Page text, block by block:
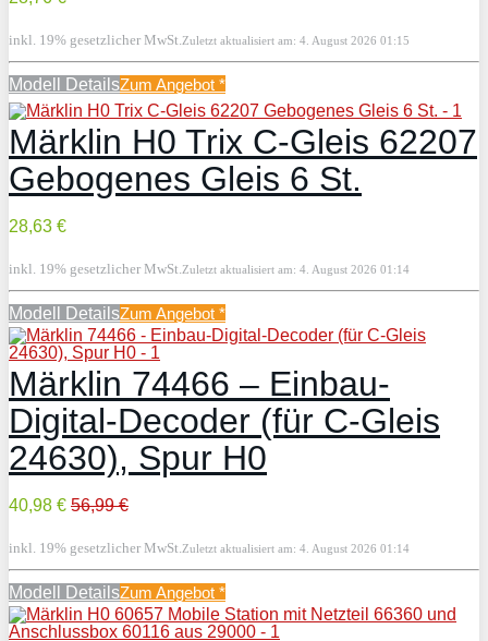
inkl. 19% gesetzlicher MwSt. Zuletzt aktualisiert am: 4. August 2026 01:15
Modell DetailsZum Angebot *
Märklin H0 Trix C-Gleis 62207
Gebogenes Gleis 6 St.
28,63 €
inkl. 19% gesetzlicher MwSt. Zuletzt aktualisiert am: 4. August 2026 01:14
Modell DetailsZum Angebot *
Märklin 74466 – Einbau-
Digital-Decoder (für C-Gleis
24630), Spur H0
40,98 € 56,99 €
inkl. 19% gesetzlicher MwSt. Zuletzt aktualisiert am: 4. August 2026 01:14
Modell DetailsZum Angebot *